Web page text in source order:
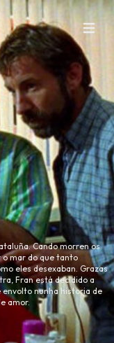
Cando morren os
o mar do que tanto
eles desexaban. Grazas
Fran está decidido a
envolto nunha historia de
amor.